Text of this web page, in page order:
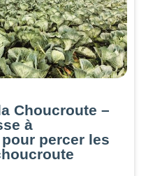
Choucroute –
à
percer les